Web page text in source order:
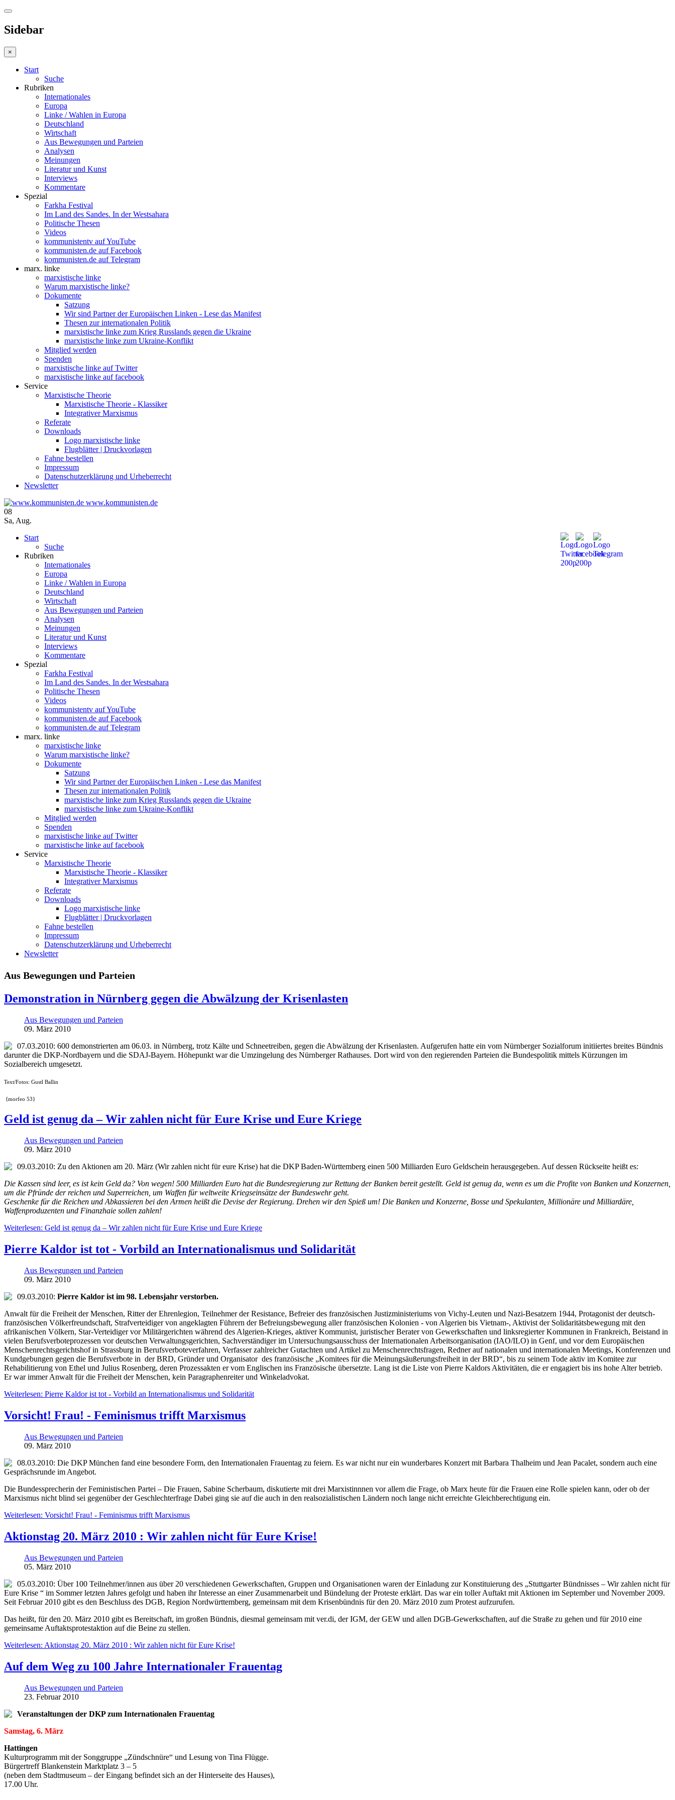
Sidebar
×
Start
Suche
Rubriken
Internationales
Europa
Linke / Wahlen in Europa
Deutschland
Wirtschaft
Aus Bewegungen und Parteien
Analysen
Meinungen
Literatur und Kunst
Interviews
Kommentare
Spezial
Farkha Festival
Im Land des Sandes. In der Westsahara
Politische Thesen
Videos
kommunistentv auf YouTube
kommunisten.de auf Facebook
kommunisten.de auf Telegram
marx. linke
marxistische linke
Warum marxistische linke?
Dokumente
Satzung
Wir sind Partner der Europäischen Linken - Lese das Manifest
Thesen zur internationalen Politik
marxistische linke zum Krieg Russlands gegen die Ukraine
marxistische linke zum Ukraine-Konflikt
Mitglied werden
Spenden
marxistische linke auf Twitter
marxistische linke auf facebook
Service
Marxistische Theorie
Marxistische Theorie - Klassiker
Integrativer Marxismus
Referate
Downloads
Logo marxistische linke
Flugblätter | Druckvorlagen
Fahne bestellen
Impressum
Datenschutzerklärung und Urheberrecht
Newsletter
www.kommunisten.de
08
Sa, Aug.
Start
Suche
Rubriken
Internationales
Europa
Linke / Wahlen in Europa
Deutschland
Wirtschaft
Aus Bewegungen und Parteien
Analysen
Meinungen
Literatur und Kunst
Interviews
Kommentare
Spezial
Farkha Festival
Im Land des Sandes. In der Westsahara
Politische Thesen
Videos
kommunistentv auf YouTube
kommunisten.de auf Facebook
kommunisten.de auf Telegram
marx. linke
marxistische linke
Warum marxistische linke?
Dokumente
Satzung
Wir sind Partner der Europäischen Linken - Lese das Manifest
Thesen zur internationalen Politik
marxistische linke zum Krieg Russlands gegen die Ukraine
marxistische linke zum Ukraine-Konflikt
Mitglied werden
Spenden
marxistische linke auf Twitter
marxistische linke auf facebook
Service
Marxistische Theorie
Marxistische Theorie - Klassiker
Integrativer Marxismus
Referate
Downloads
Logo marxistische linke
Flugblätter | Druckvorlagen
Fahne bestellen
Impressum
Datenschutzerklärung und Urheberrecht
Newsletter
Aus Bewegungen und Parteien
Demonstration in Nürnberg gegen die Abwälzung der Krisenlasten
Aus Bewegungen und Parteien
09. März 2010
07.03.2010: 600 demonstrierten am 06.03. in Nürnberg, trotz Kälte und Schneetreiben, gegen die Abwälzung der Krisenlasten. Aufgerufen hatte ein vom Nürnberger Sozialforum initiiertes breites Bündnis
darunter die DKP-Nordbayern und die SDAJ-Bayern. Höhepunkt war die Umzingelung des Nürnberger Rathauses. Dort wird von den regierenden Parteien die Bundespolitik mittels Kürzungen im
Sozialbereich umgesetzt.
Text/Fotos: Gustl Ballin
{morfeo 53}
Geld ist genug da – Wir zahlen nicht für Eure Krise und Eure Kriege
Aus Bewegungen und Parteien
09. März 2010
09.03.2010: Zu den Aktionen am 20. März (Wir zahlen nicht für eure Krise) hat die DKP Baden-Württemberg einen 500 Milliarden Euro Geldschein herausgegeben. Auf dessen Rückseite heißt es:
Die Kassen sind leer, es ist kein Geld da? Von wegen! 500 Milliarden Euro hat die Bundesregierung zur Rettung der Banken bereit gestellt. Geld ist genug da, wenn es um die Profite von Banken und Konzernen,
um die Pfründe der reichen und Superreichen, um Waffen für weltweite Kriegseinsätze der Bundeswehr geht.
Geschenke für die Reichen und Abkassieren bei den Armen heißt die Devise der Regierung. Drehen wir den Spieß um! Die Banken und Konzerne, Bosse und Spekulanten, Millionäre und Milliardäre,
Waffenproduzenten und Finanzhaie sollen zahlen!
Weiterlesen: Geld ist genug da – Wir zahlen nicht für Eure Krise und Eure Kriege
Pierre Kaldor ist tot - Vorbild an Internationalismus und Solidarität
Aus Bewegungen und Parteien
09. März 2010
09.03.2010: Pierre Kaldor ist im 98. Lebensjahr verstorben.
Anwalt für die Freiheit der Menschen, Ritter der Ehrenlegion, Teilnehmer der Resistance, Befreier des französischen Justizministeriums von Vichy-Leuten und Nazi-Besatzern 1944, Protagonist der deutsch-
französischen Völkerfreundschaft, Strafverteidiger von angeklagten Führern der Befreiungsbewegung aller französischen Kolonien - von Algerien bis Vietnam-, Aktivist der Solidaritätsbewegung mit den
afrikanischen Völkern, Star-Verteidiger vor Militärgerichten während des Algerien-Krieges, aktiver Kommunist, juristischer Berater von Gewerkschaften und linksregierter Kommunen in Frankreich, Beistand in
vielen Berufsverboteprozessen vor deutschen Verwaltungsgerichten, Sachverständiger im Untersuchungsausschuss der Internationalen Arbeitsorganisation (IAO/ILO) in Genf, und vor dem Europäischen
Menschenrechtsgerichtshof in Strassburg in Berufsverboteverfahren, Verfasser zahlreicher Gutachten und Artikel zu Menschenrechtsfragen, Redner auf nationalen und internationalen Meetings, Konferenzen und
Kundgebungen gegen die Berufsverbote in der BRD, Gründer und Organisator des französische „Komitees für die Meinungsäußerungsfreiheit in der BRD“, bis zu seinem Tode aktiv im Komitee zur
Rehabilitierung von Ethel und Julius Rosenberg, deren Prozessakten er vom Englischen ins Französische übersetzte. Lang ist die Liste von Pierre Kaldors Aktivitäten, die er engagiert bis ins hohe Alter betrieb.
Er war immer Anwalt für die Freiheit der Menschen, kein Paragraphenreiter und Winkeladvokat.
Weiterlesen: Pierre Kaldor ist tot - Vorbild an Internationalismus und Solidarität
Vorsicht! Frau! - Feminismus trifft Marxismus
Aus Bewegungen und Parteien
09. März 2010
08.03.2010: Die DKP München fand eine besondere Form, den Internationalen Frauentag zu feiern. Es war nicht nur ein wunderbares Konzert mit Barbara Thalheim und Jean Pacalet, sondern auch eine
Gesprächsrunde im Angebot.
Die Bundessprecherin der Feministischen Partei – Die Frauen, Sabine Scherbaum, diskutierte mit drei Marxistinnnen vor allem die Frage, ob Marx heute für die Frauen eine Rolle spielen kann, oder ob der
Marxismus nicht blind sei gegenüber der Geschlechterfrage Dabei ging sie auf die auch in den realsozialistischen Ländern noch lange nicht erreichte Gleichberechtigung ein.
Weiterlesen: Vorsicht! Frau! - Feminismus trifft Marxismus
Aktionstag 20. März 2010 : Wir zahlen nicht für Eure Krise!
Aus Bewegungen und Parteien
05. März 2010
05.03.2010: Über 100 Teilnehmer/innen aus über 20 verschiedenen Gewerkschaften, Gruppen und Organisationen waren der Einladung zur Konstituierung des „Stuttgarter Bündnisses – Wir zahlen nicht für
Eure Krise “ im Sommer letzten Jahres gefolgt und haben ihr Interesse an einer Zusammenarbeit und Bündelung der Proteste erklärt. Das war ein toller Auftakt mit Aktionen im September und November 2009.
Seit Februar 2010 gibt es den Beschluss des DGB, Region Nordwürttemberg, gemeinsam mit dem Krisenbündnis für den 20. März 2010 zum Protest aufzurufen.
Das heißt, für den 20. März 2010 gibt es Bereitschaft, im großen Bündnis, diesmal gemeinsam mit ver.di, der IGM, der GEW und allen DGB-Gewerkschaften, auf die Straße zu gehen und für 2010 eine
gemeinsame Auftaktsprotestaktion auf die Beine zu stellen.
Weiterlesen: Aktionstag 20. März 2010 : Wir zahlen nicht für Eure Krise!
Auf dem Weg zu 100 Jahre Internationaler Frauentag
Aus Bewegungen und Parteien
23. Februar 2010
Veranstaltungen der DKP zum Internationalen Frauentag
Samstag, 6. März
Hattingen
Kulturprogramm mit der Songgruppe „Zündschnüre“ und Lesung von Tina Flügge.
Bürgertreff Blankenstein Marktplatz 3 – 5
(neben dem Stadtmuseum – der Eingang befindet sich an der Hinterseite des Hauses),
17.00 Uhr.